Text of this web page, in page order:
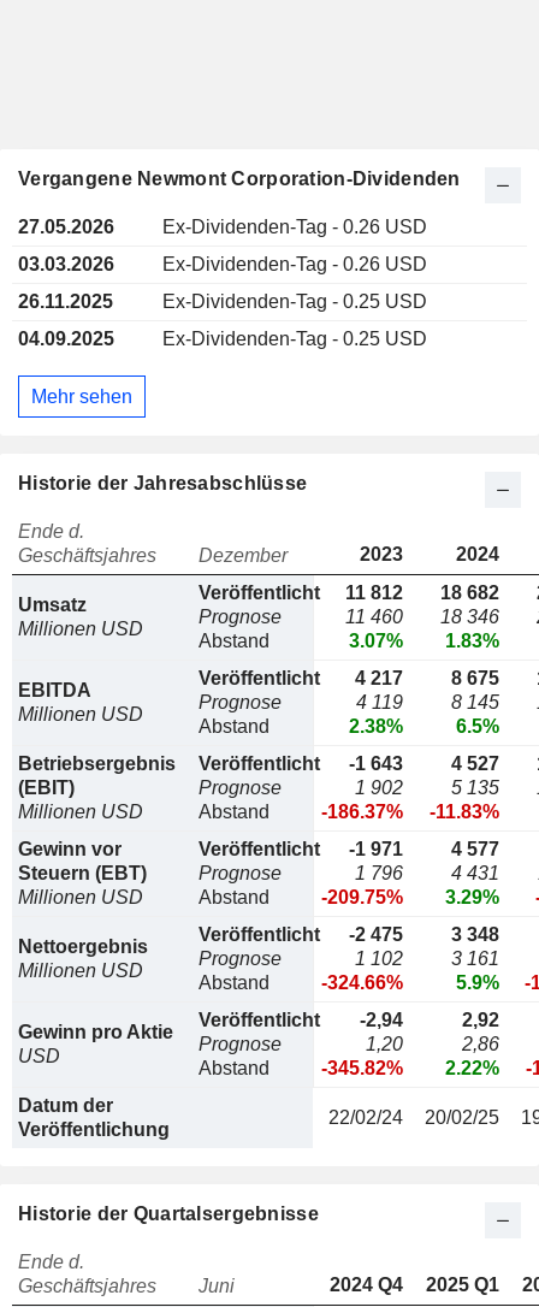
Vergangene Newmont Corporation-Dividenden
27.05.2026
Ex-Dividenden-Tag - 0.26 USD
03.03.2026
Ex-Dividenden-Tag - 0.26 USD
26.11.2025
Ex-Dividenden-Tag - 0.25 USD
04.09.2025
Ex-Dividenden-Tag - 0.25 USD
Mehr sehen
Historie der Jahresabschlüsse
Ende d.
Geschäftsjahres
Dezember 2023 2024
Umsatz
Millionen USD
Veröffentlicht
Prognose
Abstand
11 812
11 460
3.07%
18 682
18 346
1.83%
EBITDA
Millionen USD
Veröffentlicht
Prognose
Abstand
4 217
4 119
2.38%
8 675
8 145
6.5%
Betriebsergebnis
(EBIT)
Millionen USD
Veröffentlicht
Prognose
Abstand
-1 643
1 902
-186.37%
4 527
5 135
-11.83%
Gewinn vor
Steuern (EBT)
Millionen USD
Veröffentlicht
Prognose
Abstand
-1 971
1 796
-209.75%
4 577
4 431
3.29%
Nettoergebnis
Millionen USD
Veröffentlicht
Prognose
Abstand
-2 475
1 102
-324.66%
3 348
3 161
5.9%
-
Gewinn pro Aktie
USD
Veröffentlicht
Prognose
Abstand
-2,94
1,20
-345.82%
2,92
2,86
2.22%
-
Datum der
Veröffentlichung
22/02/24 20/02/25
Historie der Quartalsergebnisse
Ende d.
Geschäftsjahres
Juni 2024 Q4 2025 Q1